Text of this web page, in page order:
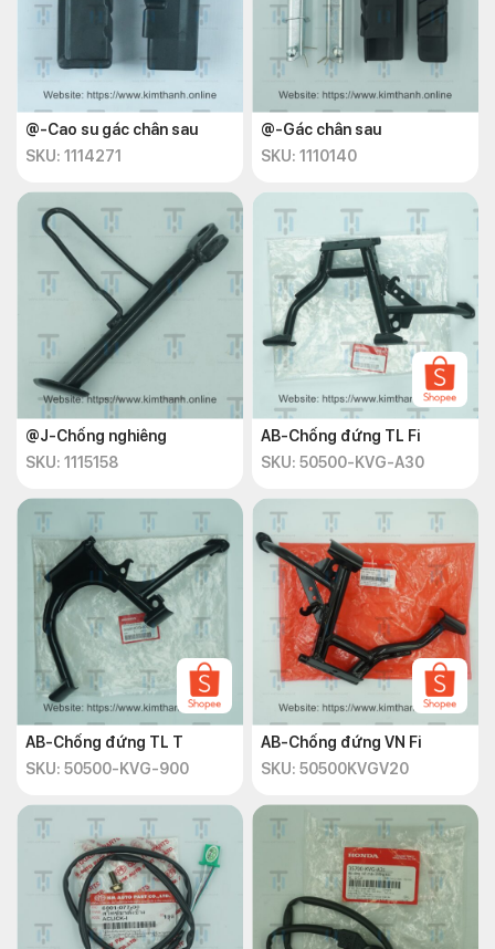
@-Cao su gác chân sau
SKU: 1114271
@-Gác chân sau
SKU: 1110140
@J-Chống nghiêng
SKU: 1115158
AB-Chống đứng TL Fi
SKU: 50500-KVG-A30
AB-Chống đứng TL T
SKU: 50500-KVG-900
AB-Chống đứng VN Fi
SKU: 50500KVGV20